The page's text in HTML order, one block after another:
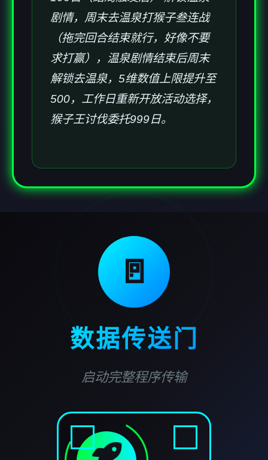
剧情，周末去温泉打猴子叁连战
（拖完回合结束就行，好像不要
求打赢），温泉剧情结束后周末
解锁去温泉，5维数值上限提升至
500，工作日重新开放活动选择，
猴子王讨伐委托999日。
🚪
数据传送门
启动完整程序传输